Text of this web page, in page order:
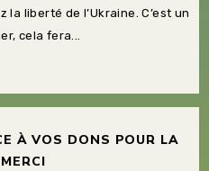
liberté de l’Ukraine. C’est un
cela fera...
À VOS DONS POUR LA